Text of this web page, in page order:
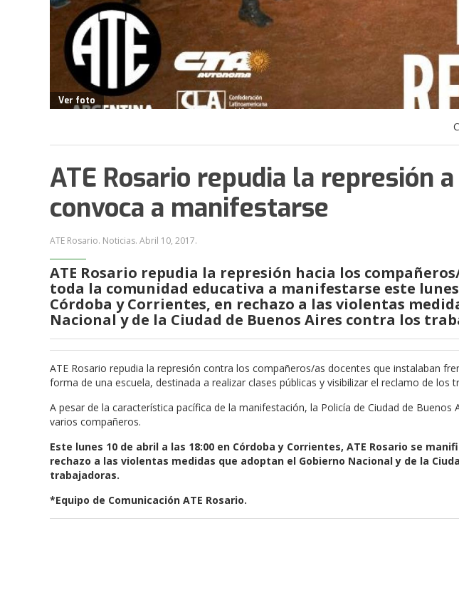
Ver foto
ATE Rosario repudia la represión
convoca a manifestarse
ATE Rosario. Noticias. Abril 10, 2017.
ATE Rosario repudia la represión hacia los
toda la comunidad educativa a manifestarse este lunes
Córdoba y Corrientes, en rechazo a las violentas
Nacional y de la Ciudad de Buenos Aires contra los
ATE Rosario repudia la represión contra los compañeros/as docentes que instalaban
forma de una escuela, destinada a realizar clases públicas y visibilizar el reclamo de los
A pesar de la característica pacífica de la manifestación, la Policía de Ciudad de
varios compañeros.
Este lunes 10 de abril a las 18:00 en Córdoba y Corrientes, ATE Rosario se
rechazo a las violentas medidas que adoptan el Gobierno Nacional y de la
trabajadoras.
*Equipo de Comunicación ATE Rosario.